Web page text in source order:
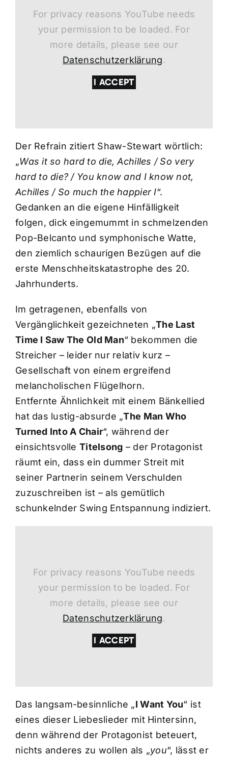
For privacy reasons YouTube needs
your permission to be loaded. For
more details, please see our
Datenschutzerklärung.
I ACCEPT
Der Refrain zitiert Shaw-Stewart wörtlich:
„Was it so hard to die, Achilles / So very
hard to die? / You know and I know not,
Achilles / So much the happier I“.
Gedanken an die eigene Hinfälligkeit
folgen, dick eingemummt in schmelzenden
Pop-Belcanto und symphonische Watte,
den ziemlich schaurigen Bezügen auf die
erste Menschheitskatastrophe des 20.
Jahrhunderts.
Im getragenen, ebenfalls von
Vergänglichkeit gezeichneten „The Last
Time I Saw The Old Man“ bekommen die
Streicher – leider nur relativ kurz –
Gesellschaft von einem ergreifend
melancholischen Flügelhorn.
Entfernte Ähnlichkeit mit einem Bänkellied
hat das lustig-absurde „The Man Who
Turned Into A Chair“, während der
einsichtsvolleTitelsong – der Protagonist
räumt ein, dass ein dummer Streit mit
seiner Partnerin seinem Verschulden
zuzuschreiben ist – als gemütlich
schunkelnder Swing Entspannung indiziert.
For privacy reasons YouTube needs
your permission to be loaded. For
more details, please see our
Datenschutzerklärung.
I ACCEPT
Das langsam-besinnliche „I Want You“ ist
eines dieser Liebeslieder mit Hintersinn,
denn während der Protagonist beteuert,
nichts anderes zu wollen als „you“, lässt er